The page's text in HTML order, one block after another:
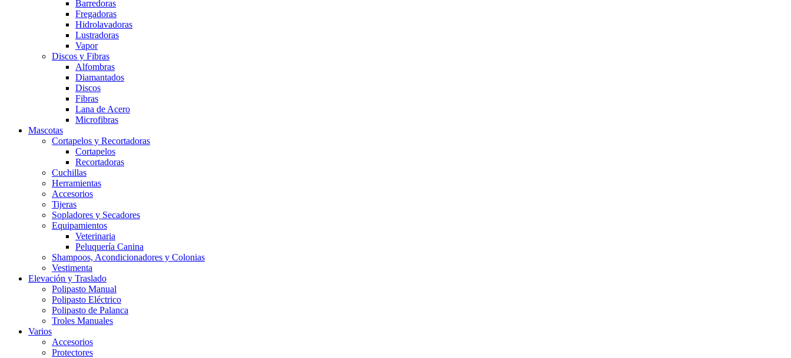
Barredoras
Fregadoras
Hidrolavadoras
Lustradoras
Vapor
Discos y Fibras
Alfombras
Diamantados
Discos
Fibras
Lana de Acero
Microfibras
Mascotas
Cortapelos y Recortadoras
Cortapelos
Recortadoras
Cuchillas
Herramientas
Accesorios
Tijeras
Sopladores y Secadores
Equipamientos
Veterinaria
Peluquería Canina
Shampoos, Acondicionadores y Colonias
Vestimenta
Elevación y Traslado
Polipasto Manual
Polipasto Eléctrico
Polipasto de Palanca
Troles Manuales
Varios
Accesorios
Protectores